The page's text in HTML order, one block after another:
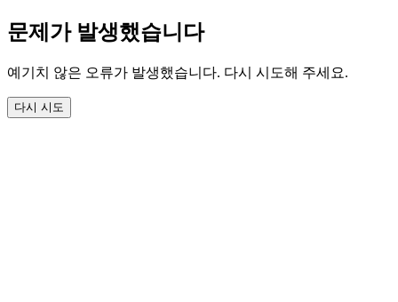
문제가 발생했습니다
예기치 않은 오류가 발생했습니다. 다시 시도해 주세요.
다시 시도